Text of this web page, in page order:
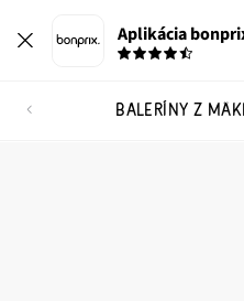
Aplikácia
BALERÍNY Z